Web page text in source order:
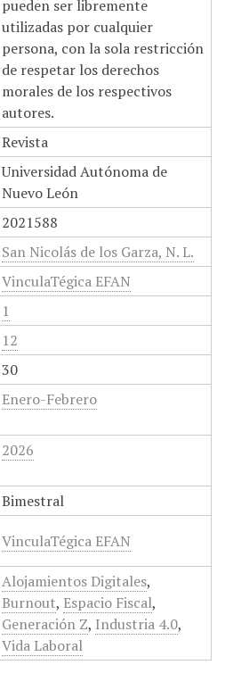
pueden ser libremente
utilizadas por cualquier
persona, con la sola restricción
de respetar los derechos
morales de los respectivos
autores.
Revista
Universidad Autónoma de
Nuevo León
2021588
San Nicolás de los Garza, N. L.
VinculaTégica EFAN
1
12
30
Enero-Febrero
2026
Bimestral
VinculaTégica EFAN
Alojamientos Digitales,
Burnout, Espacio Fiscal,
Generación Z, Industria 4.0,
Vida Laboral